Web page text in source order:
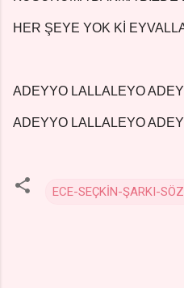
HER ŞEYE YOK Kİ
ADEYYO LALLALEYO
ADEYYO LALLALEYO
ECE-SEÇKİN-ŞARKI-